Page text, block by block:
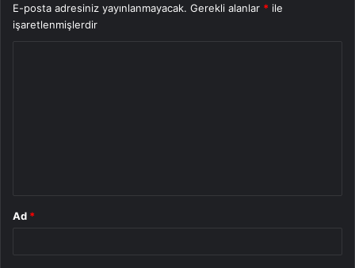
E-posta adresiniz yayınlanmayacak. Gerekli alanlar * ile
işaretlenmişlerdir
Ad *